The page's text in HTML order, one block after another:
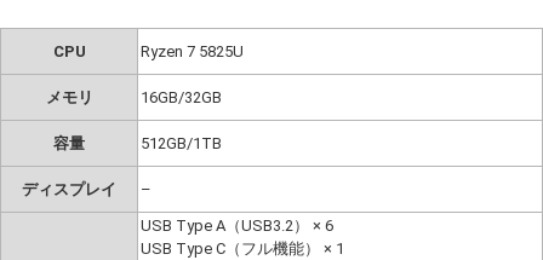
CPU Ryzen 7 5825U
メモリ 16GB/32GB
容量 512GB/1TB
ディスプレイ –
USB Type A（USB3.2） × 6
USB Type C（フル機能） × 1